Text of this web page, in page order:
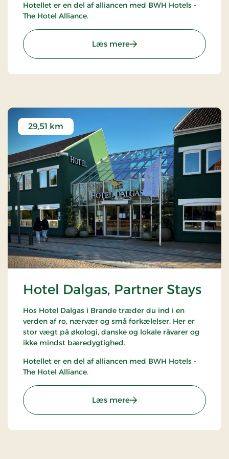
Hotellet er en del af alliancen med BWH Hotels -
The Hotel Alliance.
Læs mere: Art Hotel Dalgas, Partner
Hotel Dalgas, Partner Stays
29,51 km
Hos Hotel Dalgas i Brande træder du ind i en
verden af ro, nærvær og små forkælelser. Her er
stor vægt på økologi, danske og lokale råvarer og
ikke mindst bæredygtighed.
Hotellet er en del af alliancen med BWH Hotels -
The Hotel Alliance.
Læs mere: Hotel Dalgas, Partner